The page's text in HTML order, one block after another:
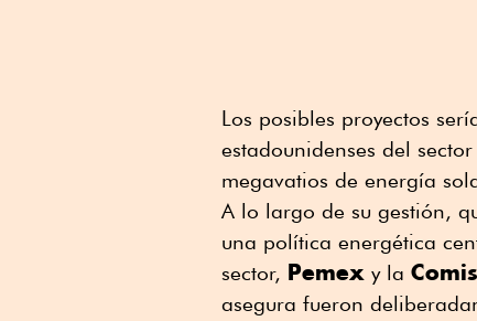
Los posibles proyectos
estadounidenses del
megavatios de energía
A lo largo de su gestión,
una política energética
sector, Pemex y la
asegura fueron